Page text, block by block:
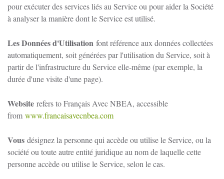
pour exécuter des services liés au Service ou pour aider la Société
à analyser la manière dont le Service est utilisé.
Les Données d'Utilisation font référence aux données collectées
automatiquement, soit générées par l'utilisation du Service, soit à
partir de l'infrastructure du Service elle-même (par exemple, la
durée d'une visite d'une page).
Website refers to Français Avec NBEA, accessible
from www.francaisavecnbea.com
Vous désignez la personne qui accède ou utilise le Service, ou la
société ou toute autre entité juridique au nom de laquelle cette
personne accède ou utilise le Service, selon le cas.